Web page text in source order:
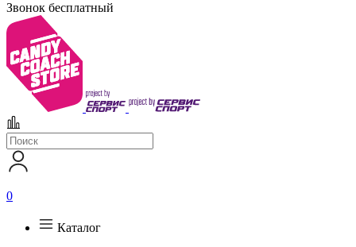
Звонок бесплатный
0
Каталог